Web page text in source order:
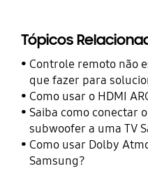
Tópicos
Controle remoto não
que fazer para
Como usar o HDMI
Saiba como conectar
subwoofer a uma TV
Como usar Dolby
Samsung?